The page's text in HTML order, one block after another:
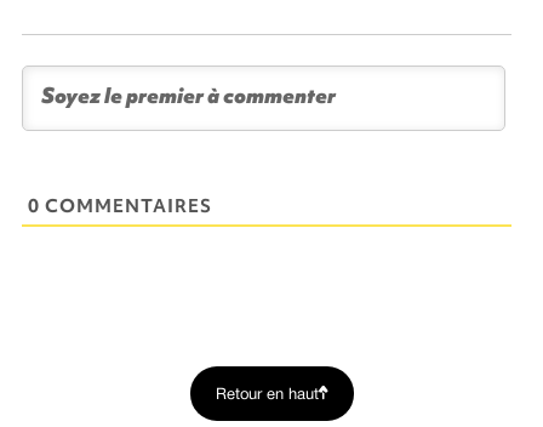
0 COMMENTAIRES
Retour en haut